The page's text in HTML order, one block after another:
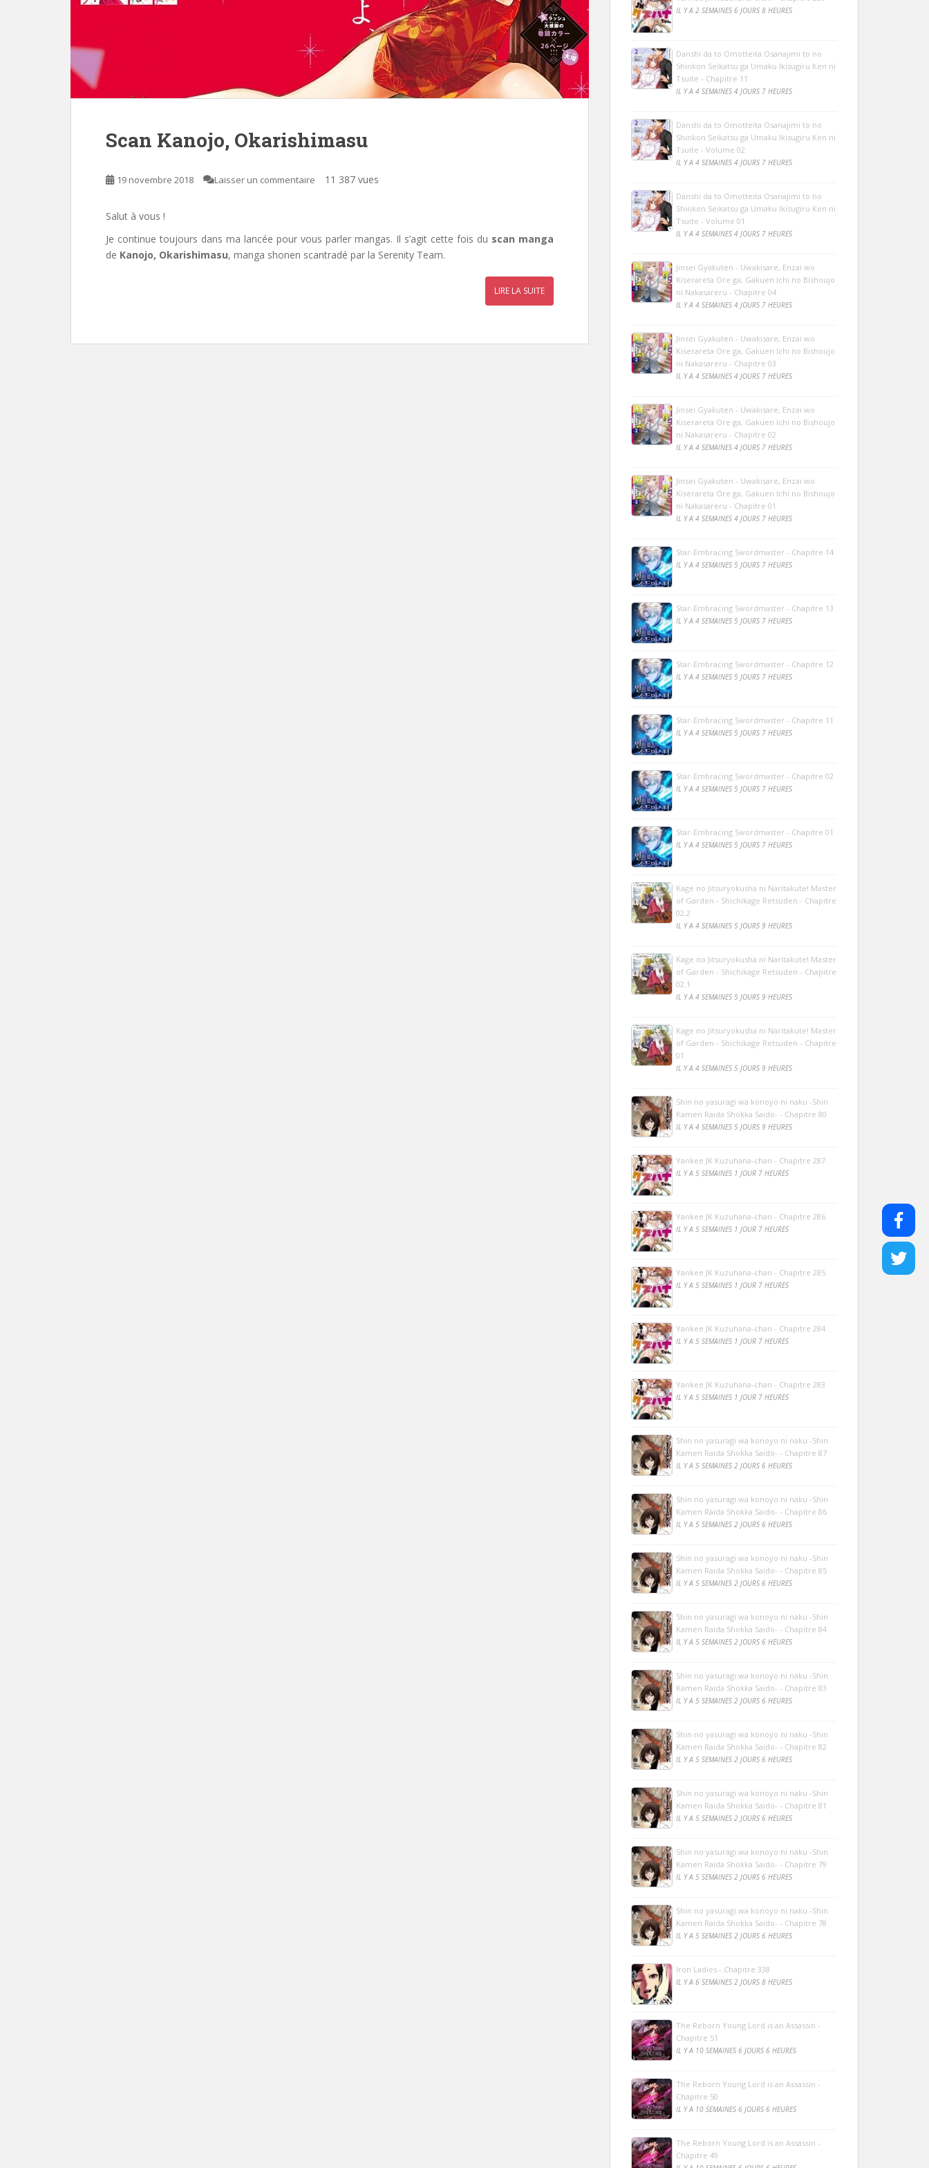
Scan Kanojo, Okarishimasu
19 novembre 2018 Laisser un commentaire 11 387 vues
Salut à vous !
Je continue toujours dans ma lancée pour vous parler mangas. Il s’agit cette fois du scan manga
de Kanojo, Okarishimasu, manga shonen scantradé par la Serenity Team.
LIRE LA SUITE
IL Y A 2 SEMAINES 6 JOURS 8 HEURES
Danshi da to Omotteita Osanajimi to no
Shinkon Seikatsu ga Umaku Ikisugiru Ken ni
Tsuite - Chapitre 11
IL Y A 4 SEMAINES 4 JOURS 7 HEURES
Danshi da to Omotteita Osanajimi to no
Shinkon Seikatsu ga Umaku Ikisugiru Ken ni
Tsuite - Volume 02
IL Y A 4 SEMAINES 4 JOURS 7 HEURES
Danshi da to Omotteita Osanajimi to no
Shinkon Seikatsu ga Umaku Ikisugiru Ken ni
Tsuite - Volume 01
IL Y A 4 SEMAINES 4 JOURS 7 HEURES
Jinsei Gyakuten - Uwakisare, Enzai wo
Kiserareta Ore ga, Gakuen Ichi no Bishoujo
ni Nakasareru - Chapitre 04
IL Y A 4 SEMAINES 4 JOURS 7 HEURES
Jinsei Gyakuten - Uwakisare, Enzai wo
Kiserareta Ore ga, Gakuen Ichi no Bishoujo
ni Nakasareru - Chapitre 03
IL Y A 4 SEMAINES 4 JOURS 7 HEURES
Jinsei Gyakuten - Uwakisare, Enzai wo
Kiserareta Ore ga, Gakuen Ichi no Bishoujo
ni Nakasareru - Chapitre 02
IL Y A 4 SEMAINES 4 JOURS 7 HEURES
Jinsei Gyakuten - Uwakisare, Enzai wo
Kiserareta Ore ga, Gakuen Ichi no Bishoujo
ni Nakasareru - Chapitre 01
IL Y A 4 SEMAINES 4 JOURS 7 HEURES
Star-Embracing Swordmaster - Chapitre 14
IL Y A 4 SEMAINES 5 JOURS 7 HEURES
Star-Embracing Swordmaster - Chapitre 13
IL Y A 4 SEMAINES 5 JOURS 7 HEURES
Star-Embracing Swordmaster - Chapitre 12
IL Y A 4 SEMAINES 5 JOURS 7 HEURES
Star-Embracing Swordmaster - Chapitre 11
IL Y A 4 SEMAINES 5 JOURS 7 HEURES
Star-Embracing Swordmaster - Chapitre 02
IL Y A 4 SEMAINES 5 JOURS 7 HEURES
Star-Embracing Swordmaster - Chapitre 01
IL Y A 4 SEMAINES 5 JOURS 7 HEURES
Kage no Jitsuryokusha ni Naritakute! Master
of Garden - Shichikage Retsuden - Chapitre
02.2
IL Y A 4 SEMAINES 5 JOURS 9 HEURES
Kage no Jitsuryokusha ni Naritakute! Master
of Garden - Shichikage Retsuden - Chapitre
02.1
IL Y A 4 SEMAINES 5 JOURS 9 HEURES
Kage no Jitsuryokusha ni Naritakute! Master
of Garden - Shichikage Retsuden - Chapitre
01
IL Y A 4 SEMAINES 5 JOURS 9 HEURES
Shin no yasuragi wa konoyo ni naku -Shin
Kamen Raida Shokka Saido- - Chapitre 80
IL Y A 4 SEMAINES 5 JOURS 9 HEURES
Yankee JK Kuzuhana-chan - Chapitre 287
IL Y A 5 SEMAINES 1 JOUR 7 HEURES
Yankee JK Kuzuhana-chan - Chapitre 286
IL Y A 5 SEMAINES 1 JOUR 7 HEURES
Yankee JK Kuzuhana-chan - Chapitre 285
IL Y A 5 SEMAINES 1 JOUR 7 HEURES
Yankee JK Kuzuhana-chan - Chapitre 284
IL Y A 5 SEMAINES 1 JOUR 7 HEURES
Yankee JK Kuzuhana-chan - Chapitre 283
IL Y A 5 SEMAINES 1 JOUR 7 HEURES
Shin no yasuragi wa konoyo ni naku -Shin
Kamen Raida Shokka Saido- - Chapitre 87
IL Y A 5 SEMAINES 2 JOURS 6 HEURES
Shin no yasuragi wa konoyo ni naku -Shin
Kamen Raida Shokka Saido- - Chapitre 86
IL Y A 5 SEMAINES 2 JOURS 6 HEURES
Shin no yasuragi wa konoyo ni naku -Shin
Kamen Raida Shokka Saido- - Chapitre 85
IL Y A 5 SEMAINES 2 JOURS 6 HEURES
Shin no yasuragi wa konoyo ni naku -Shin
Kamen Raida Shokka Saido- - Chapitre 84
IL Y A 5 SEMAINES 2 JOURS 6 HEURES
Shin no yasuragi wa konoyo ni naku -Shin
Kamen Raida Shokka Saido- - Chapitre 83
IL Y A 5 SEMAINES 2 JOURS 6 HEURES
Shin no yasuragi wa konoyo ni naku -Shin
Kamen Raida Shokka Saido- - Chapitre 82
IL Y A 5 SEMAINES 2 JOURS 6 HEURES
Shin no yasuragi wa konoyo ni naku -Shin
Kamen Raida Shokka Saido- - Chapitre 81
IL Y A 5 SEMAINES 2 JOURS 6 HEURES
Shin no yasuragi wa konoyo ni naku -Shin
Kamen Raida Shokka Saido- - Chapitre 79
IL Y A 5 SEMAINES 2 JOURS 6 HEURES
Shin no yasuragi wa konoyo ni naku -Shin
Kamen Raida Shokka Saido- - Chapitre 78
IL Y A 5 SEMAINES 2 JOURS 6 HEURES
Iron Ladies - Chapitre 338
IL Y A 6 SEMAINES 2 JOURS 8 HEURES
The Reborn Young Lord is an Assassin -
Chapitre 51
IL Y A 10 SEMAINES 6 JOURS 6 HEURES
The Reborn Young Lord is an Assassin -
Chapitre 50
IL Y A 10 SEMAINES 6 JOURS 6 HEURES
The Reborn Young Lord is an Assassin -
Chapitre 49